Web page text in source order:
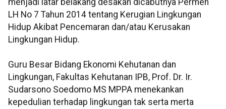
menjadi latar belakang desakan dicabutnya Permen
LH No 7 Tahun 2014 tentang Kerugian Lingkungan
Hidup Akibat Pencemaran dan/atau Kerusakan
Lingkungan Hidup.
Guru Besar Bidang Ekonomi Kehutanan dan
Lingkungan, Fakultas Kehutanan IPB, Prof. Dr. Ir.
Sudarsono Soedomo MS MPPA menekankan
kepedulian terhadap lingkungan tak serta merta